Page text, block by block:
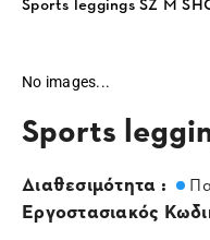
No images...
Sports
Διαθεσιμότητα :
Εργοστασιακός